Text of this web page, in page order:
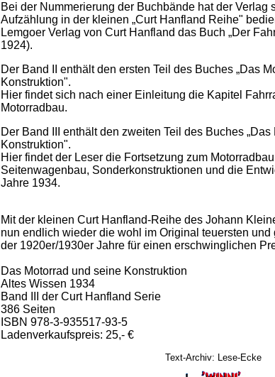
Bei der Nummerierung der Buchbände hat der Verlag
Aufzählung in der kleinen „Curt Hanfland Reihe"
Lemgoer Verlag von Curt Hanfland das Buch „Der
1924).
Der Band II enthält den ersten Teil des Buches „Das
Konstruktion".
Hier findet sich nach einer Einleitung die Kapitel
Motorradbau.
Der Band III enthält den zweiten Teil des Buches
Konstruktion".
Hier findet der Leser die Fortsetzung zum
Seitenwagenbau, Sonderkonstruktionen und die
Jahre 1934.
Mit der kleinen Curt Hanfland-Reihe des Johann
nun endlich wieder die wohl im Original teuersten
der 1920er/1930er Jahre für einen erschwinglichen
Das Motorrad und seine Konstruktion
Altes Wissen 1934
Band III der Curt Hanfland Serie
386 Seiten
ISBN 978-3-935517-93-5
Ladenverkaufspreis: 25,- €
Text-Archiv: Lese-Ecke